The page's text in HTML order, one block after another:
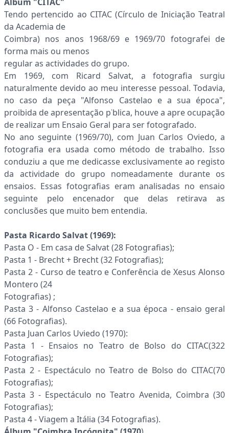
Tendo pertencido ao CITAC (Círculo de Iniciação Teatral
da Academia de
Coimbra) nos anos 1968/69 e 1969/70 fotografei de
forma mais ou menos
regular as actividades do grupo.
Em 1969, com Ricard Salvat, a fotografia surgiu
naturalmente devido ao meu interesse pessoal. Todavia,
no caso da peça "Alfonso Castelao e a sua época",
proibida de apresentação p˙blica, houve a apre ocupação
de realizar um Ensaio Geral para ser fotografado.
No ano seguinte (1969/70), com Juan Carlos Oviedo, a
fotografia era usada como método de trabalho. Isso
conduziu a que me dedicasse exclusivamente ao registo
da actividade do grupo nomeadamente durante os
ensaios. Essas fotografias eram analisadas no ensaio
seguinte pelo encenador que delas retirava as
conclusões que muito bem entendia.
Pasta Ricardo Salvat (1969):
Pasta O - Em casa de Salvat (28 Fotografias);
Pasta 1 - Brecht + Brecht (32 Fotografias);
Pasta 2 - Curso de teatro e Conferência de Xesus Alonso
Montero (24
Fotografias) ;
Pasta 3 - Alfonso Castelao e a sua época - ensaio geral
(66 Fotografias).
Pasta Juan Carlos Uviedo (1970):
Pasta 1 - Ensaios no Teatro de Bolso do CITAC(322
Fotografias);
Pasta 2 - Espectáculo no Teatro de Bolso do CITAC(70
Fotografias);
Pasta 3 - Espectáculo no Teatro Avenida, Coimbra (30
Fotografias);
Pasta 4 - Viagem a Itália (34 Fotografias).